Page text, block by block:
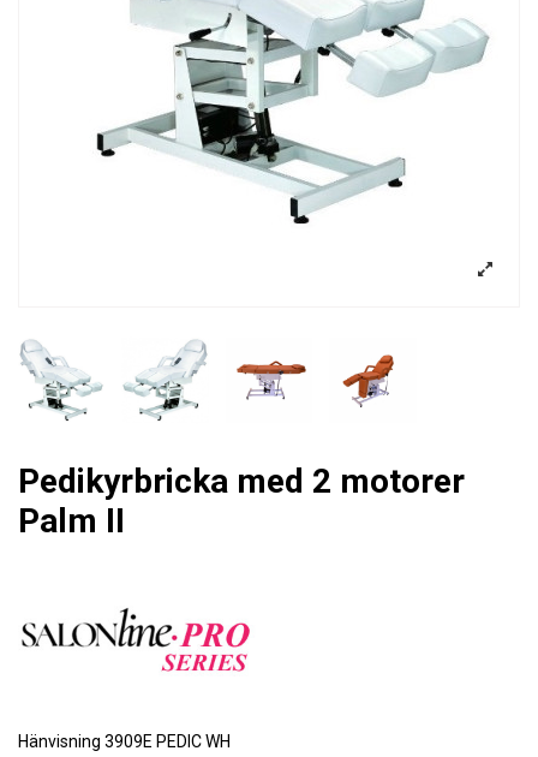
Pedikyrbricka med 2 motorer
Palm II
Hänvisning 3909E PEDIC WH